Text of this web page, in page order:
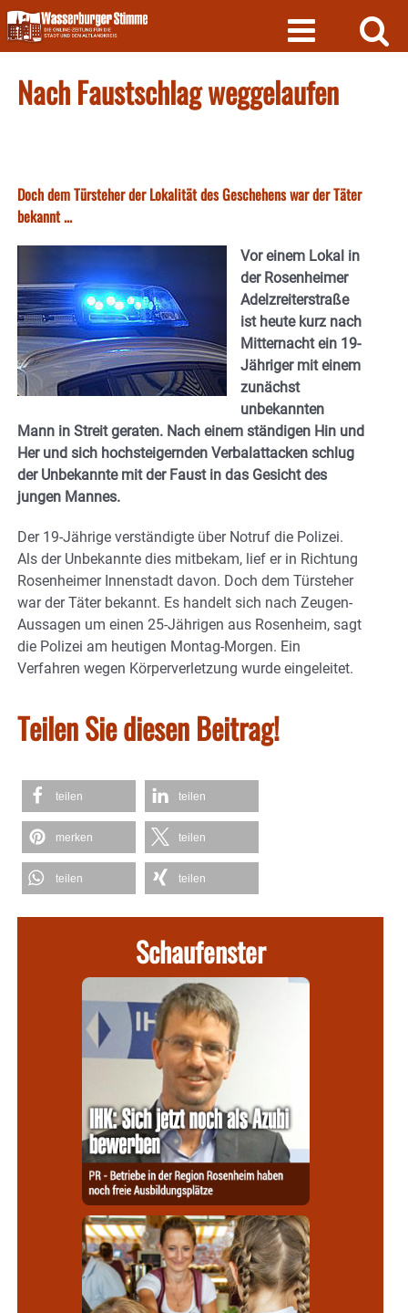
Skip
to
content
Nach Faustschlag weggelaufen
Doch dem Türsteher der Lokalität des Geschehens war der Täter
bekannt ...
Vor einem Lokal in
der Rosenheimer
Adelzreiterstraße
ist heute kurz nach
Mitternacht ein 19-
Jähriger mit einem
zunächst
unbekannten
Mann in Streit geraten. Nach einem ständigen Hin und
Her und sich hochsteigernden Verbalattacken schlug
der Unbekannte mit der Faust in das Gesicht des
jungen Mannes.
Der 19-Jährige verständigte über Notruf die Polizei.
Als der Unbekannte dies mitbekam, lief er in Richtung
Rosenheimer Innenstadt davon. Doch dem Türsteher
war der Täter bekannt. Es handelt sich nach Zeugen-
Aussagen um einen 25-Jährigen aus Rosenheim, sagt
die Polizei am heutigen Montag-Morgen. Ein
Verfahren wegen Körperverletzung wurde eingeleitet.
Teilen Sie diesen Beitrag!
teilen teilen
merken teilen
teilen teilen
Schaufenster